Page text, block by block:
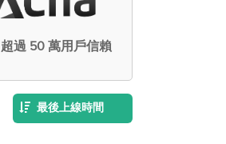
超過 50 萬用戶信賴
最後上線時間